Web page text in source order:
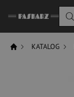
KATALOG